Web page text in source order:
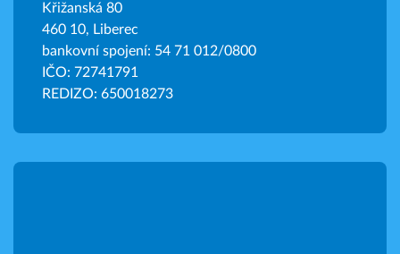
Křižanská 80
460 10, Liberec
bankovní spojení: 54 71 012/0800
IČO: 72741791
REDIZO: 650018273